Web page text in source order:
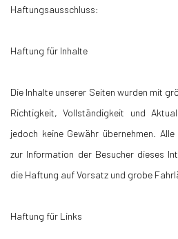
Haftungsausschluss:
Haftung für Inhalte
Die Inhalte unserer Seiten wurden mit
Richtigkeit, Vollständigkeit und
jedoch keine Gewähr übernehmen.
zur Information der Besucher dieses
die Haftung auf Vorsatz und grobe
Haftung für Links